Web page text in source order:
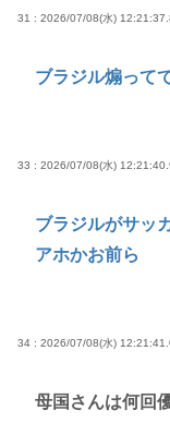
31 : 2026/07/08(水)
ブラジル煽って
33 : 2026/07/08(水)
ブラジルがサッ
アホかお前ら
34 : 2026/07/08(水)
母国さんは何回